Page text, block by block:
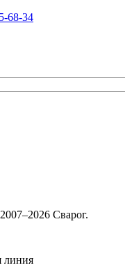
68-34
Сварог.
линия